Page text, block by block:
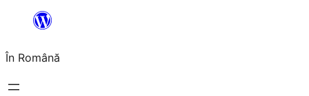
conținut
În Română